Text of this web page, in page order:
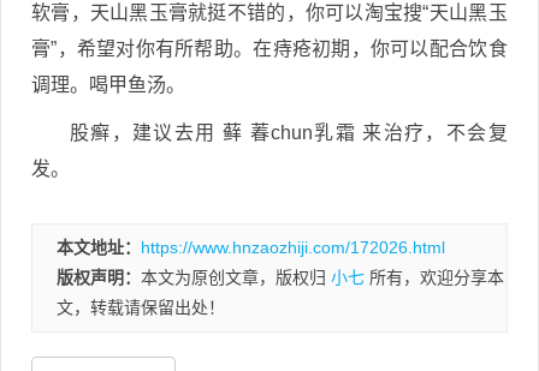
软膏，天山黑玉膏就挺不错的，你可以淘宝搜“天山黑玉
膏”，希望对你有所帮助。在痔疮初期，你可以配合饮食
调理。喝甲鱼汤。
股癣，建议去用 藓 萶chun乳霜 来治疗，不会复
发。
本文地址： https://www.hnzaozhiji.com/172026.html
版权声明： 本文为原创文章，版权归 小七 所有，欢迎分享本
文，转载请保留出处！